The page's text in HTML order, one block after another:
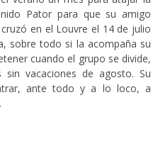
Pator para que su amigo
en el Louvre el 14 de julio
sobre todo si la acompaña su
cuando el grupo se divide,
vacaciones de agosto. Su
ante todo y a lo loco, a